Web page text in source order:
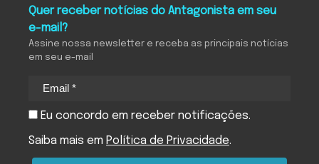
Quer receber notícias do Antagonista em seu
e-mail?
Assine nossa newsletter e receba as principais notícias
em seu e-mail
Eu concordo em receber notificações.
Saiba mais em Política de Privacidade.